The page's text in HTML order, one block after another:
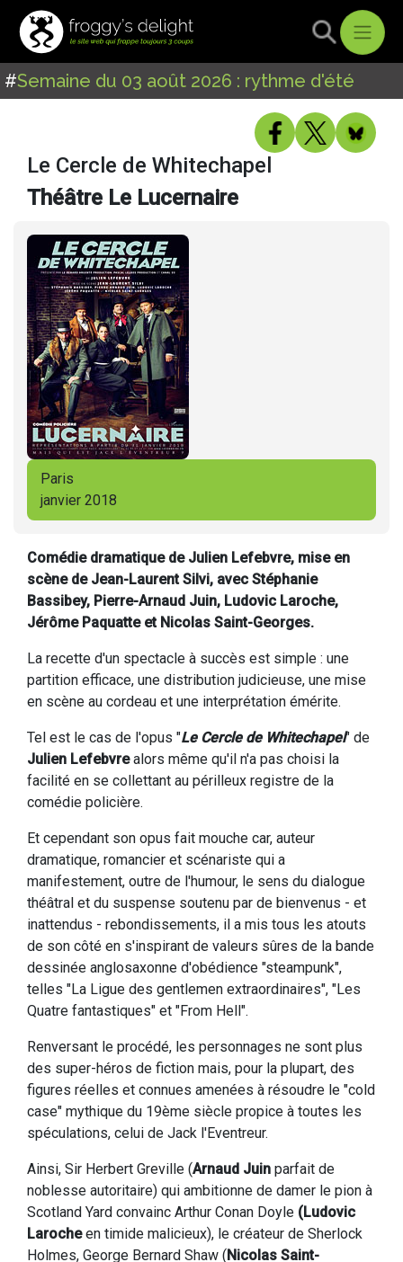
#Semaine du 03 août 2026 : rythme d'été
Le Cercle de Whitechapel
Théâtre Le Lucernaire
Paris
janvier 2018
Comédie dramatique deJulien Lefebvre, mise en
scène de Jean-Laurent Silvi, avec Stéphanie
Bassibey, Pierre-Arnaud Juin, Ludovic Laroche,
Jérôme Paquatte et Nicolas Saint-Georges.
La recette d'un spectacle à succès est simple : une
partition efficace, une distribution judicieuse, une mise
en scène au cordeau et une interprétation émérite.
Tel est le cas de l'opus "Le Cercle de Whitechapel" de
Julien Lefebvrealors même qu'il n'a pas choisi la
facilité en se collettant au périlleux registre de la
comédie policière.
Et cependant son opus fait mouche car, auteur
dramatique, romancier et scénariste qui a
manifestement, outre de l'humour, le sens du dialogue
théâtral et du suspense soutenu par de bienvenus - et
inattendus - rebondissements, il a mis tous les atouts
de son côté en s'inspirant de valeurs sûres de la bande
dessinée anglosaxonne d'obédience "steampunk",
telles "La Ligue des gentlemen extraordinaires", "Les
Quatre fantastiques" et "From Hell".
Renversant le procédé, les personnages ne sont plus
des super-héros de fiction mais, pour la plupart, des
figures réelles et connues amenées à résoudre le "cold
case" mythique du 19ème siècle propice à toutes les
spéculations, celui de Jack l'Eventreur.
Ainsi, Sir Herbert Greville (Arnaud Juin parfait de
noblesse autoritaire) qui ambitionne de damer le pion à
Scotland Yard convainc Arthur Conan Doyle (Ludovic
Larocheen timide malicieux), le créateur de Sherlock
Holmes, George Bernard Shaw (Nicolas Saint-